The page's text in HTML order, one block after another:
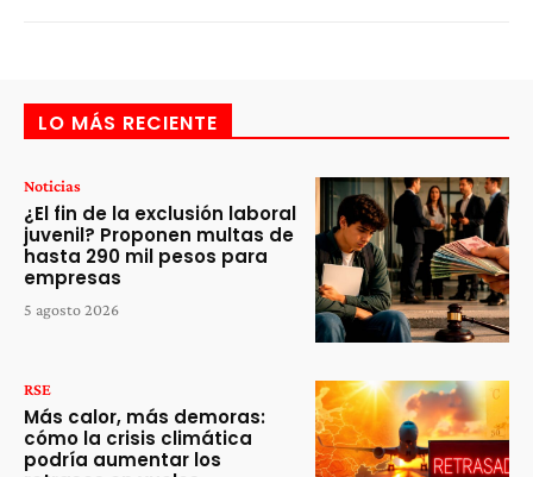
LO MÁS RECIENTE
Noticias
¿El fin de la exclusión laboral
juvenil? Proponen multas de
hasta 290 mil pesos para
empresas
5 agosto 2026
RSE
Más calor, más demoras:
cómo la crisis climática
podría aumentar los